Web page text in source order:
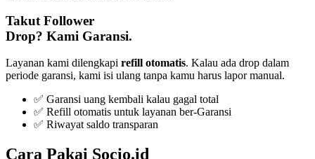
Takut Follower
Drop? Kami Garansi.
Layanan kami dilengkapi refill otomatis. Kalau ada drop dalam
periode garansi, kami isi ulang tanpa kamu harus lapor manual.
✅ Garansi uang kembali kalau gagal total
✅ Refill otomatis untuk layanan ber-Garansi
✅ Riwayat saldo transparan
Cara Pakai Socio.id